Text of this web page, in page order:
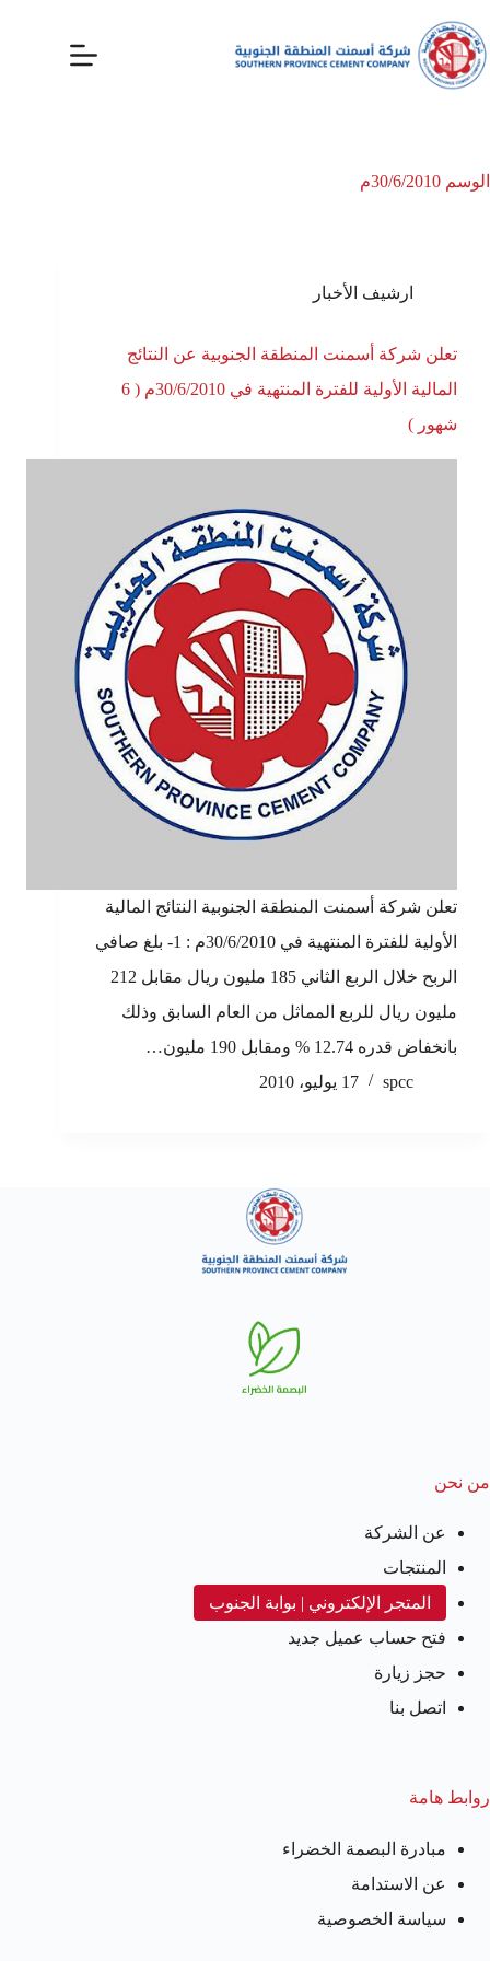
الوسم
ارشيف الأخبار
تعلن شركة أسمنت المنطقة الجنوبية عن النتائج
المالية الأولية للفترة المنتهية في 30/6/2010م ( 6
شهور )
تعلن شركة أسمنت المنطقة الجنوبية النتائج المالية
الأولية للفترة المنتهية في 30/6/2010م : 1- بلغ صافي
الربح خلال الربع الثاني 185 مليون ريال مقابل 212
مليون ريال للربع المماثل من العام السابق وذلك
بانخفاض قدره 12.74 % ومقابل 190 مليون…
spcc
17 يوليو، 2010
من نحن
عن الشركة
المنتجات
المتجر الإلكتروني | بوابة الجنوب
فتح حساب عميل جديد
حجز زيارة
اتصل بنا
روابط هامة
مبادرة البصمة الخضراء
عن الاستدامة
سياسة الخصوصية